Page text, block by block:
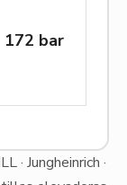
172 bar
· Jungheinrich ·